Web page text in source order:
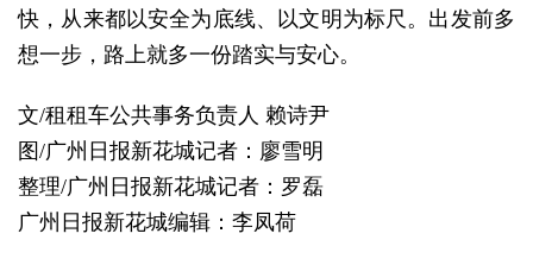
快，从来都以安全为底线、以文明为标尺。出发前多
想一步，路上就多一份踏实与安心。
文/租租车公共事务负责人 赖诗尹
图/广州日报新花城记者：廖雪明
整理/广州日报新花城记者：罗磊
广州日报新花城编辑：李凤荷